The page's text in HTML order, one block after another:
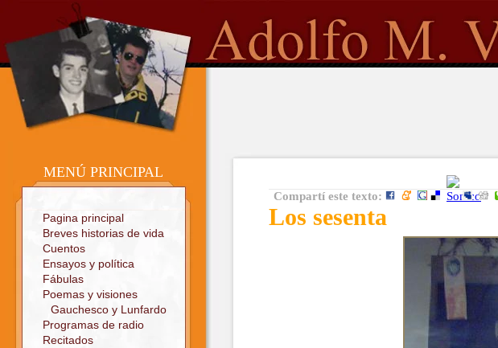
Sitio oficial
MENÚ PRINCIPAL
Pagina principal
Breves historias de vida
Cuentos
Ensayos y política
Fábulas
Poemas y visiones
Gauchesco y Lunfardo
Programas de radio
Recitados
Compartí este texto:
Los sesenta